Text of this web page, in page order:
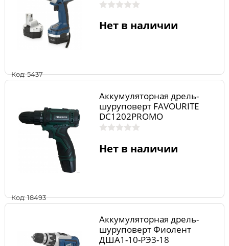
Код: 5437
Нет в наличии
Код: 18493
Аккумуляторная дрель-
шуруповерт FAVOURITE
DC1202PROMO
Нет в наличии
Аккумуляторная дрель-
шуруповерт Фиолент
ДША1-10-РЭ3-18